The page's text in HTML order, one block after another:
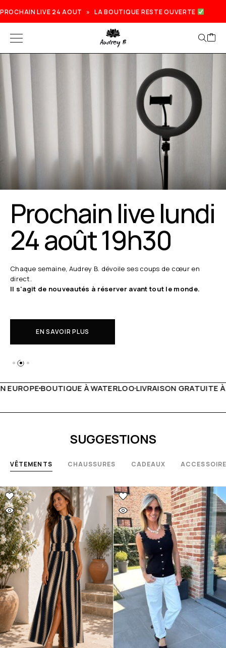
PROCHAIN LIVE 24 AOUT » LA BOUTIQUE RESTE OUVERTE
Prochain live lundi
24 août 19h30
Chaque semaine, Audrey B. dévoile ses coups de cœur en
direct.
Il s'agit de nouveautés à réserver avant tout le monde.
EN SAVOIR PLUS
LIVRAISON GRATUITE À PARTIR DE 150€LIVE
SUGGESTIONS
VÊTEMENTS CHAUSSURES CADEAUX